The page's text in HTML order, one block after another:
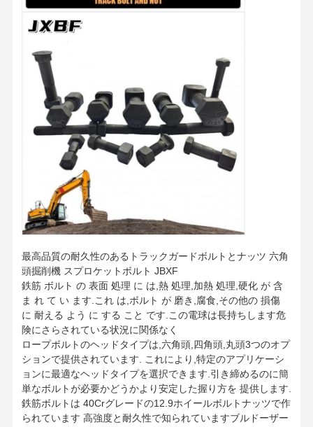
ローブ・ボルト
セグメント ボルト
ローラーボルト
バケット・ピン・ボルト
バケット歯のボルト
歯のブロックのボルト
トラックの車輪のボルト
ボルトおよびナット
トラック靴のボルト
最高品質の耐久性のあるトラックガードボルトとナッツ 六角
頭掘削機 スプロケットボルト JBXF
鉄筋 ボルト の 表面 処理 に は,熱 処理,加熱 処理,硬化 が 含
ま れ て い ます.これ は,ボルト が 磨き,腐食,その他の 損傷
に 耐える よう に する こと です.この電球は長持ちします危
険にさらされている状況に関係なく
ロープボルトのヘッドタイプは,六角頭,四角頭,丸頭3つのオプ
ションで提供されています. これにより,特定のアプリケーシ
ョンに最適なヘッドタイプを選択できます.引き締めるのに簡
単なボルトが必要かどうかより安定した握り方を 提供します.
鉄筋ボルトは 40Crグレードの12.9ホイールボルトナッツで作
られています 高強度と耐久性で知られていますブルドーザー